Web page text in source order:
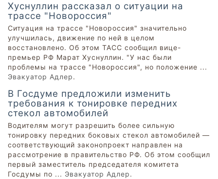
Хуснуллин рассказал о ситуации на
трассе "Новороссия"
Ситуация на трассе "Новороссия" значительно
улучшилась, движение по ней в целом
восстановлено. Об этом ТАСС сообщил вице-
премьер РФ Марат Хуснуллин. "У нас были
проблемы на трассе "Новороссия", но положение ...
Эвакуатор Адлер.
В Госдуме предложили изменить
требования к тонировке передних
стекол автомобилей
Водителям могут разрешить более сильную
тонировку передних боковых стекол автомобилей —
соответствующий законопроект направлен на
рассмотрение в правительство РФ. Об этом сообщил
первый заместитель председателя комитета
Госдумы по ... Эвакуатор Адлер.